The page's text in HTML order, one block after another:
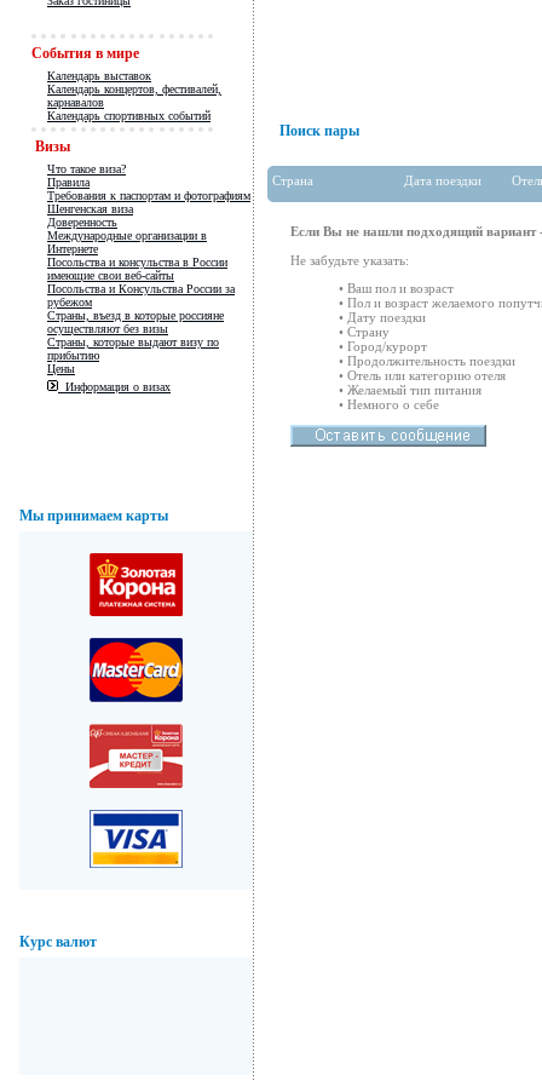
События в мире
Календарь выставок
Календарь концертов, фестивалей,
карнавалов
Календарь спортивных событий
Визы
Что такое виза?
Правила
Требования к паспортам и фотографиям
Шенгенская виза
Доверенность
Международные организации в
Интернете
Посольства и консульства в России
имеющие свои веб-сайты
Посольства и Консульства России за
рубежом
Страны, въезд в которые россияне
осуществляют без визы
Страны, которые выдают визу по
прибытию
Цены
Информация о визах
Мы принимаем карты
Курс валют
Поиск пары
Страна Дата поездки
Если Вы не нашли подходящий вариант
Не забудьте указать:
• Ваш пол и возраст
• Пол и возраст желаемого
• Дату поездки
• Страну
• Город/курорт
• Продолжительность поездки
• Отель или категорию отеля
• Желаемый тип питания
• Немного о себе